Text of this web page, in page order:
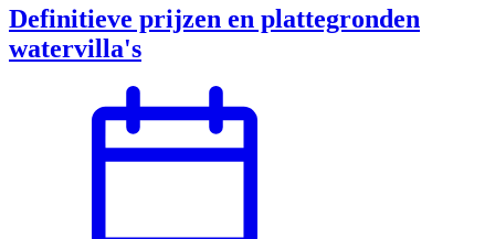
Definitieve prijzen en plattegronden
watervilla's